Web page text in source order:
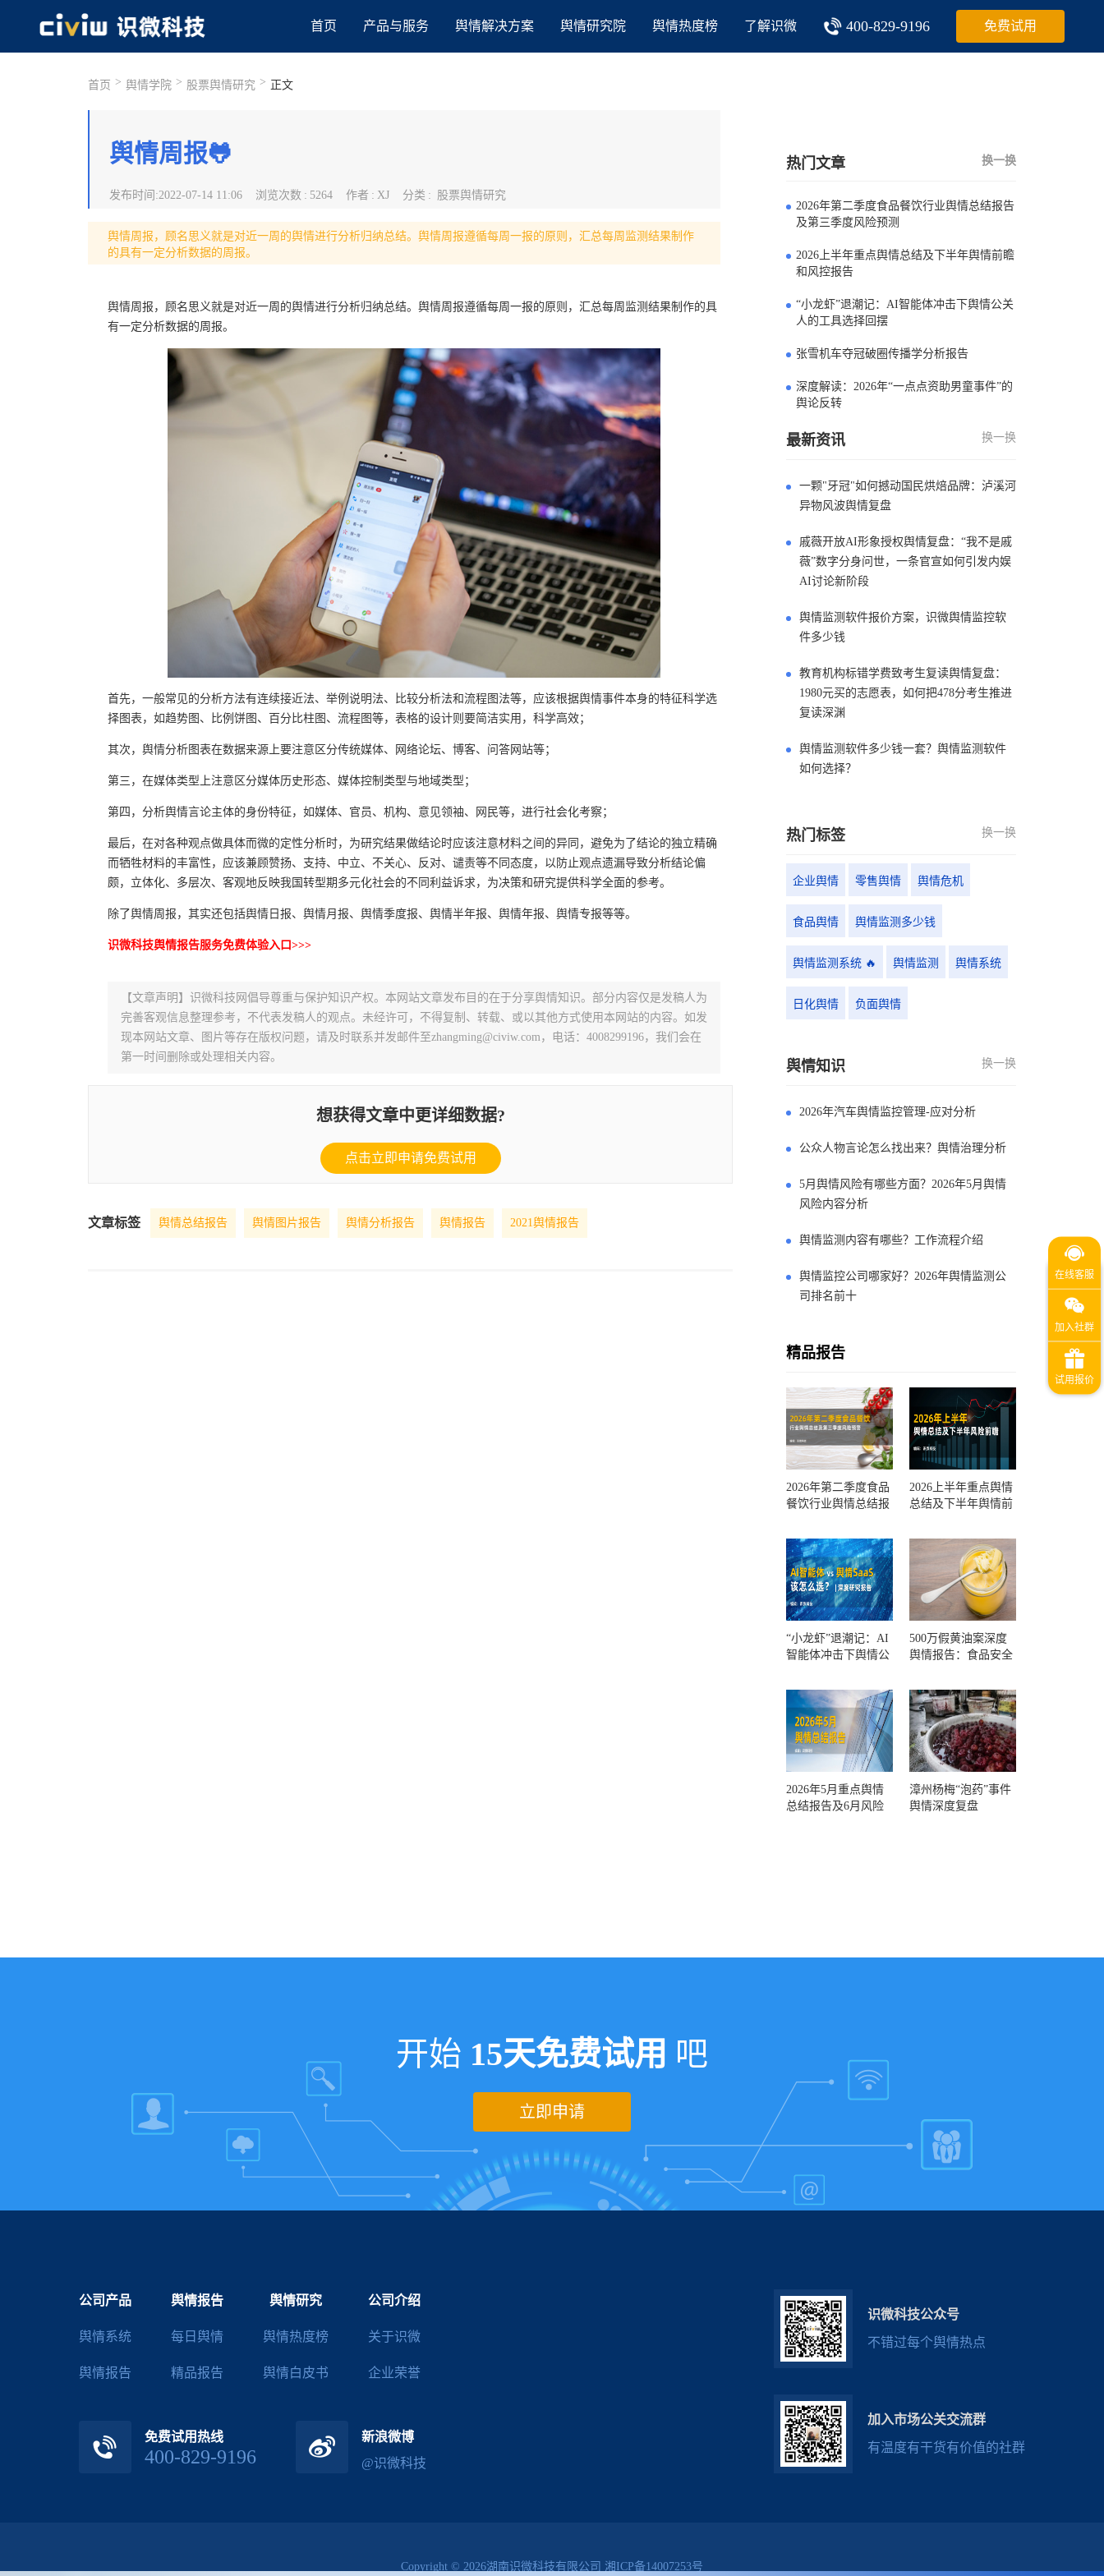
首页 产品与服务 舆情解决方案 舆情研究院 舆情热度榜 了解识微 400-829-9196 免费试用
首页 > 舆情学院 > 股票舆情研究 > 正文
舆情周报🐸
发布时间 :2022-07-14 11:06 浏览次数 : 5264 作者 : XJ 分类 : 股票舆情研究
舆情周报，顾名思义就是对近一周的舆情进行分析归纳总结。舆情周报遵循每周一报的原则，汇总每周监测结果制作
的具有一定分析数据的周报。
舆情周报，顾名思义就是对近一周的舆情进行分析归纳总结。舆情周报遵循每周一报的原则，汇总每周监测结果制作的具
有一定分析数据的周报。
首先，一般常见的分析方法有连续接近法、举例说明法、比较分析法和流程图法等，应该根据舆情事件本身的特征科学选
择图表，如趋势图、比例饼图、百分比柱图、流程图等，表格的设计则要简洁实用，科学高效；
其次，舆情分析图表在数据来源上要注意区分传统媒体、网络论坛、博客、问答网站等；
第三，在媒体类型上注意区分媒体历史形态、媒体控制类型与地域类型；
第四，分析舆情言论主体的身份特征，如媒体、官员、机构、意见领袖、网民等，进行社会化考察；
最后，在对各种观点做具体而微的定性分析时，为研究结果做结论时应该注意材料之间的异同，避免为了结论的独立精确
而牺牲材料的丰富性，应该兼顾赞扬、支持、中立、不关心、反对、谴责等不同态度，以防止观点遗漏导致分析结论偏
颇，立体化、多层次、客观地反映我国转型期多元化社会的不同利益诉求，为决策和研究提供科学全面的参考。
除了舆情周报，其实还包括舆情日报、舆情月报、舆情季度报、舆情半年报、舆情年报、舆情专报等等。
识微科技舆情报告服务免费体验入口>>>
【文章声明】识微科技网倡导尊重与保护知识产权。本网站文章发布目的在于分享舆情知识。部分内容仅是发稿人为
完善客观信息整理参考，不代表发稿人的观点。未经许可，不得复制、转载、或以其他方式使用本网站的内容。如发
现本网站文章、图片等存在版权问题，请及时联系并发邮件至zhangming@civiw.com，电话：4008299196，我们会在
第一时间删除或处理相关内容。
想获得文章中更详细数据?
点击立即申请免费试用
文章标签 舆情总结报告 舆情图片报告 舆情分析报告 舆情报告 2021舆情报告
热门文章 换一换
2026年第二季度食品餐饮行业舆情总结报告
及第三季度风险预测
2026上半年重点舆情总结及下半年舆情前瞻
和风控报告
“小龙虾”退潮记：AI智能体冲击下舆情公关
人的工具选择回摆
张雪机车夺冠破圈传播学分析报告
深度解读：2026年“一点点资助男童事件”的
舆论反转
最新资讯 换一换
一颗"牙冠"如何撼动国民烘焙品牌：泸溪河
异物风波舆情复盘
戚薇开放AI形象授权舆情复盘：“我不是戚
薇”数字分身问世，一条官宣如何引发内娱
AI讨论新阶段
舆情监测软件报价方案，识微舆情监控软
件多少钱
教育机构标错学费致考生复读舆情复盘：
1980元买的志愿表，如何把478分考生推进
复读深渊
舆情监测软件多少钱一套？舆情监测软件
如何选择？
热门标签 换一换
企业舆情 零售舆情 舆情危机
食品舆情 舆情监测多少钱
舆情监测系统 🔥 舆情监测 舆情系统
日化舆情 负面舆情
舆情知识 换一换
2026年汽车舆情监控管理-应对分析
公众人物言论怎么找出来？舆情治理分析
5月舆情风险有哪些方面？2026年5月舆情
风险内容分析
舆情监测内容有哪些？工作流程介绍
舆情监控公司哪家好？2026年舆情监测公
司排名前十
精品报告
2026年第二季度食品
餐饮行业舆情总结报
测
2026上半年重点舆情
总结及下半年舆情前
“小龙虾”退潮记：AI
智能体冲击下舆情公
500万假黄油案深度
舆情报告：食品安全
一环？
2026年5月重点舆情
总结报告及6月风险
漳州杨梅“泡药”事件
舆情深度复盘
开始 15天免费试用 吧
立即申请
公司产品
舆情系统
舆情报告
舆情报告
每日舆情
精品报告
舆情研究
舆情热度榜
舆情白皮书
公司介绍
关于识微
企业荣誉
免费试用热线
400-829-9196
新浪微博
@识微科技
识微科技公众号
不错过每个舆情热点
加入市场公关交流群
有温度有干货有价值的社群
Copyright © 2026湖南识微科技有限公司 湘ICP备14007253号